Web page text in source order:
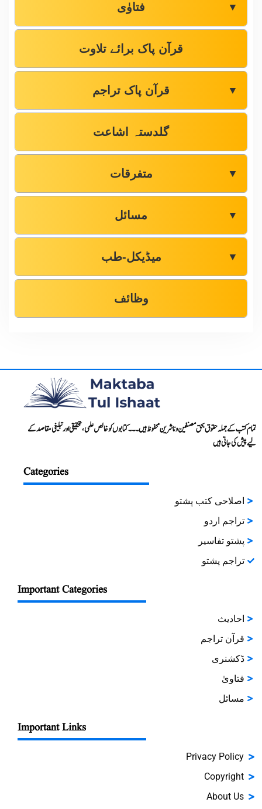
فتاوٰی ▼
قرآن پاک برائے تلاوت
قرآن پاک تراجم ▼
گلدستہ اشاعت
متفرقات ▼
مسائل ▼
میڈیکل-طب ▼
وظائف
تمام کتب کے جملہ حقوق بحق مصنفین و ناشرین محفوظ ہیں۔۔۔ کتابوں کو خالص علمی، تحقیقی اور تبلیغی مقاصد کے
لیے پیش کی جاتی ہیں
Categories
اصلاحی کتب پشتو
تراجم اردو
پشتو تفاسیر
تراجم پشتو
Important Categories
احادیث
قرآن تراجم
ڈکشنری
فتاویٰ
مسائل
Important Links
Privacy Policy
Copyright
About Us